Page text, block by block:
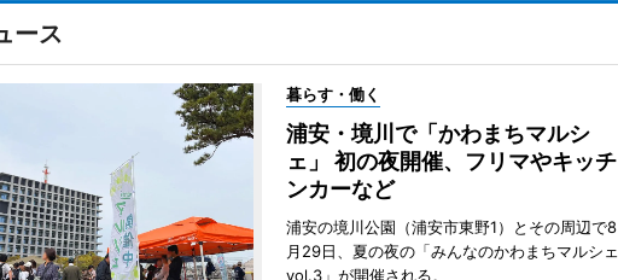
ース
暮らす・働く
浦安・境川で「かわまちマルシ
ェ」 初の夜開催、フリマやキッチ
ンカーなど
浦安の境川公園（浦安市東野1）とその周辺で8
月29日、夏の夜の「みんなのかわまちマルシェ
vol.3」が開催される。